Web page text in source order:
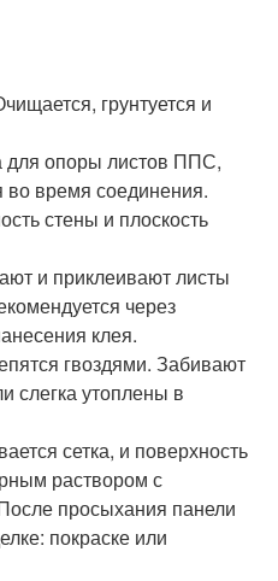
грунтуется и
для опоры листов ППС,
время соединения.
стены и плоскость
и приклеивают листы
через
клея.
гвоздями. Забивают
слегка утоплены в
сетка, и поверхность
раствором с
просыхания панели
покраске или